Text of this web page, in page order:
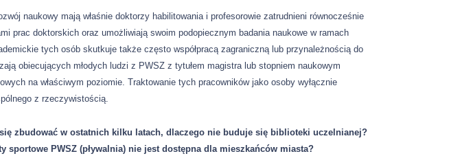
naukowy mają właśnie doktorzy habilitowania i profesorowie zatrudnieni równocześnie
prac doktorskich oraz umożliwiają swoim podopiecznym badania naukowe w ramach
tych osób skutkuje także często współpracą zagraniczną lub przynależnością do
obiecujących młodych ludzi z PWSZ z tytułem magistra lub stopniem naukowym
na właściwym poziomie. Traktowanie tych pracowników jako osoby wyłącznie
z rzeczywistością.
zbudować w ostatnich kilku latach, dlaczego nie buduje się biblioteki uczelnianej?
sportowe PWSZ (pływalnia) nie jest dostępna dla mieszkańców miasta?